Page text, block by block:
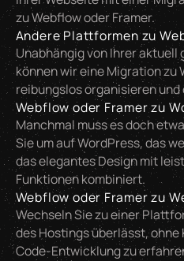
zu Webflow oder Framer.
Andere Plattformen zu
Unabhängig von Ihrer aktuell
können wir eine Migration zu
reibungslos organisieren
Webflow oder Framer zu
Manchmal muss es doch
Sie um auf WordPress, das
das elegantes Design mit
Funktionen kombiniert.
Webflow oder Framer zu
Wechseln Sie zu einer
des Hostings überlässt, ohne
Code-Entwicklung zu